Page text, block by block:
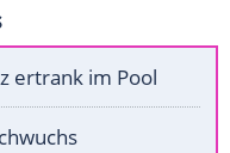
ertrank im Pool